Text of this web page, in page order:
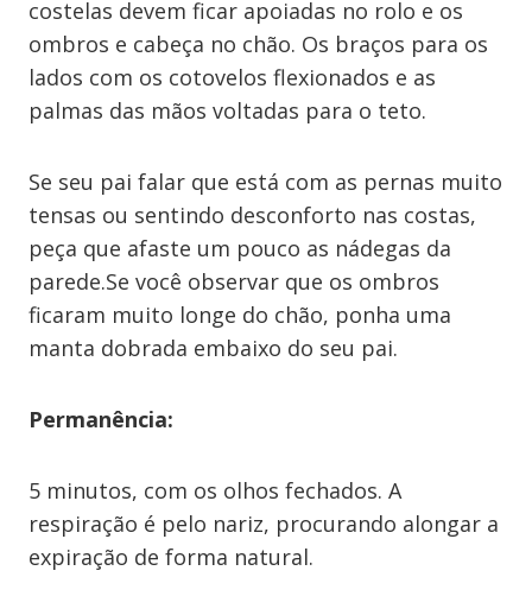
costelas devem ficar apoiadas no rolo e os
ombros e cabeça no chão. Os braços para os
lados com os cotovelos flexionados e as
palmas das mãos voltadas para o teto.
Se seu pai falar que está com as pernas muito
tensas ou sentindo desconforto nas costas,
peça que afaste um pouco as nádegas da
parede.Se você observar que os ombros
ficaram muito longe do chão, ponha uma
manta dobrada embaixo do seu pai.
Permanência:
5 minutos, com os olhos fechados. A
respiração é pelo nariz, procurando alongar a
expiração de forma natural.